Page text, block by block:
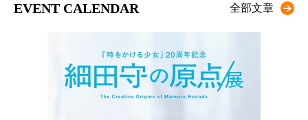
EVENT CALENDAR 全部文章